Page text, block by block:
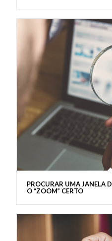
PROCURAR UMA JANELA
O “ZOOM” CERTO